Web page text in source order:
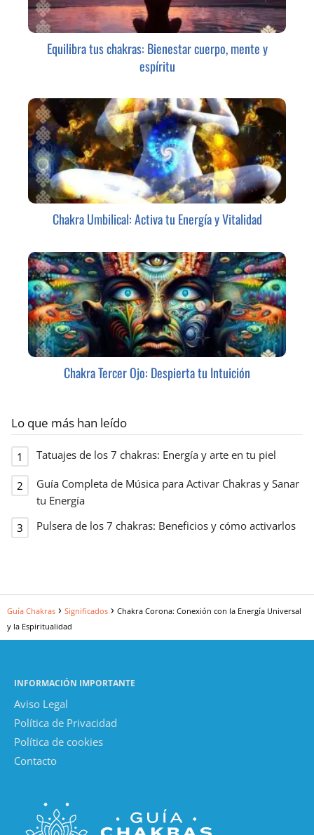
Equilibra tus chakras: Bienestar cuerpo, mente y
espíritu
Chakra Umbilical: Activa tu Energía y Vitalidad
Chakra Tercer Ojo: Despierta tu Intuición
Lo que más han leído
Tatuajes de los 7 chakras: Energía y arte en tu piel
Guía Completa de Música para Activar Chakras y Sanar
tu Energía
Pulsera de los 7 chakras: Beneficios y cómo activarlos
Guía Chakras Significados
Chakra Corona: Conexión con la Energía Universal
y la Espiritualidad
INFORMACIÓN IMPORTANTE
Aviso Legal
Política de Privacidad
Política de cookies
Contacto